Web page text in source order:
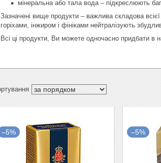
мінеральна або тала вода – підкреслюють
Зазначені вище продукти – важлива складова
горіхами, інжиром і фініками нейтралізують
Всі ці продукти, Ви можете одночасно придбати
–5% –5%